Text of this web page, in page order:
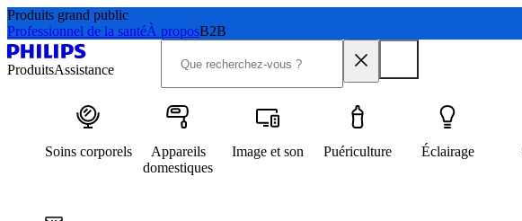
Produits grand public
Professionnel de la santéÀ proposB2B
ProduitsAssistance
Soins corporels
Appareils
domestiques
Image et son Puériculture Éclairage